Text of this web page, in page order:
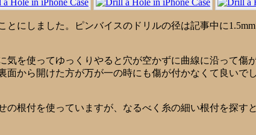
にしました。ピンバイスのドリルの径は記事中に
を使ってゆっくりやると穴が空かずに曲線に沿って傷
から開けた方が万が一の時にも傷が付かなくて良いで
根付を使っていますが、なるべく糸の細い根付を探す